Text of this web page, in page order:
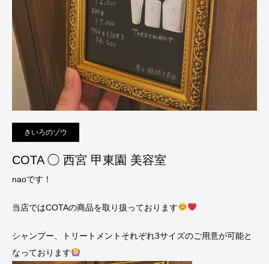
きいろのゾウ
COTA ◯ 西宮 甲東園 美容室
naoです！
当店ではCOTAの商品を取り扱っております
シャンプー、トリートメントそれぞれ3サイズのご用意が可能と
なっております